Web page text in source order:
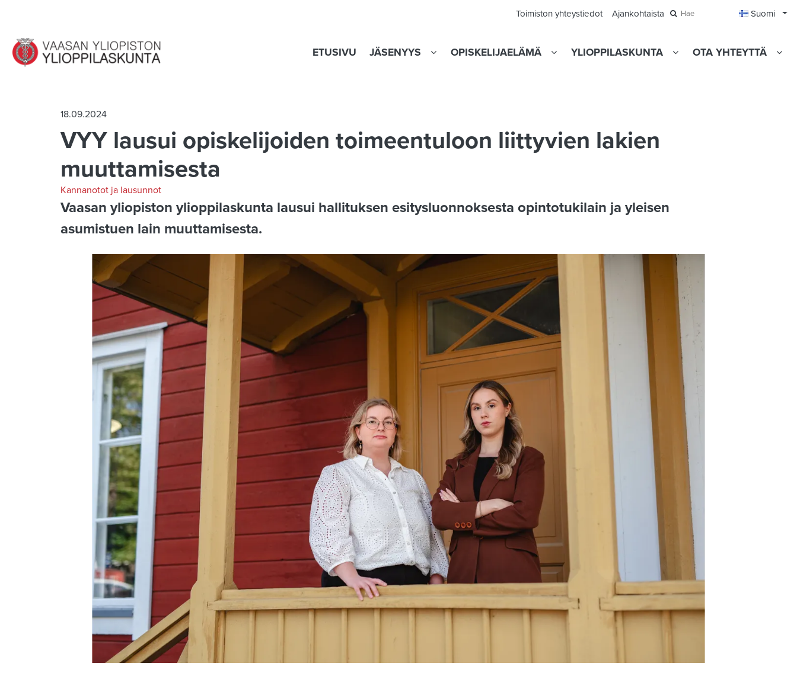
Toimiston yhteystiedot Ajankohtaista Hae Suomi
ETUSIVU JÄSENYYS OPISKELIJAELÄMÄ YLIOPPILASKUNTA OTA YHTEYTTÄ
18.09.2024
VYY lausui opiskelijoiden toimeentuloon liittyvien lakien
muuttamisesta
Kannanotot ja lausunnot
Vaasan yliopiston ylioppilaskunta lausui hallituksen esitysluonnoksesta opintotukilain ja yleisen
asumistuen lain muuttamisesta.